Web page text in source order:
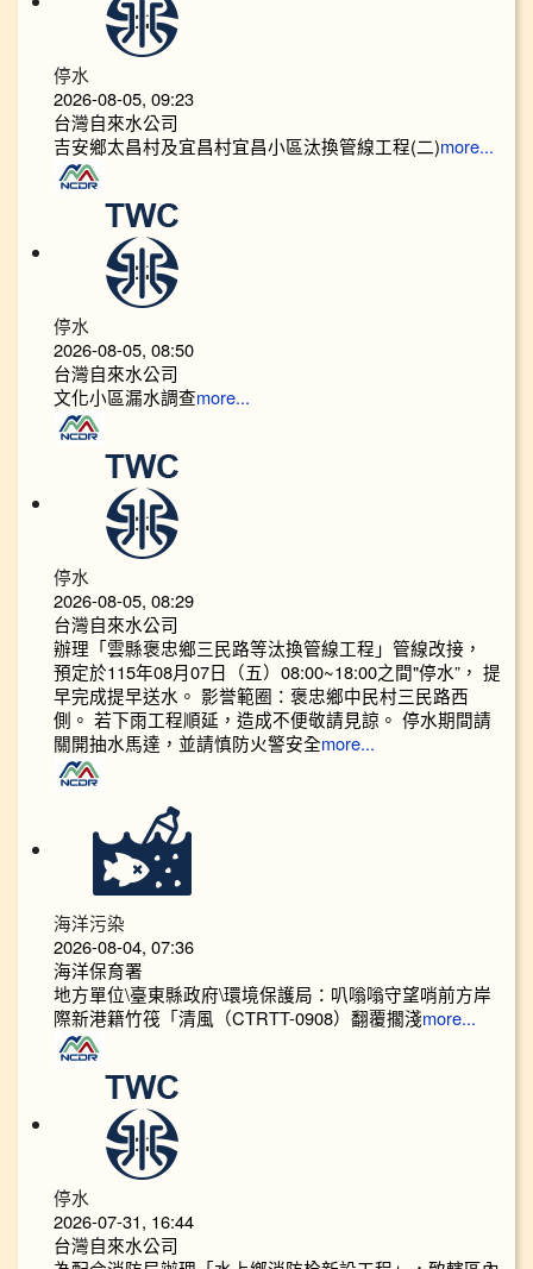
停水
2026-08-05, 09:23
台灣自來水公司
吉安鄉太昌村及宜昌村宜昌小區汰換管線工程(二)more...
停水
2026-08-05, 08:50
台灣自來水公司
文化小區漏水調查more...
停水
2026-08-05, 08:29
台灣自來水公司
辦理「雲縣褒忠鄉三民路等汰換管線工程」管線改接，
預定於115年08月07日（五）08:00~18:00之間"停水”， 提
早完成提早送水。 影誉範圈：褒忠鄉中民村三民路西
側。 若下雨工程順延，造成不便敬請見諒。 停水期間請
關開抽水馬達，並請慎防火警安全more...
海洋污染
2026-08-04, 07:36
海洋保育署
地方單位\臺東縣政府\環境保護局：叭嗡嗡守望哨前方岸
際新港籍竹筏「清風（CTRTT-0908）翻覆擱淺more...
停水
2026-07-31, 16:44
台灣自來水公司